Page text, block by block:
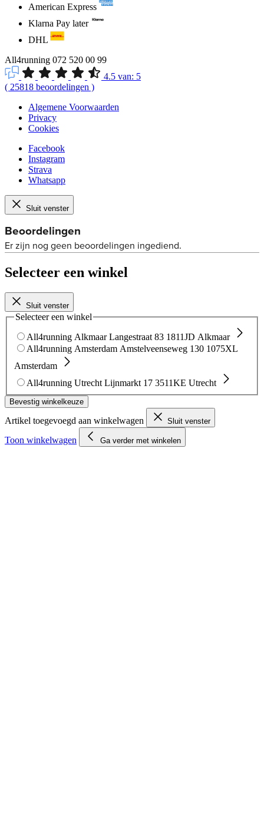
American Express
Klarna Pay later
DHL
All4running 072 520 00 99
4.5 van: 5
( 25818 beoordelingen )
Algemene Voorwaarden
Privacy
Cookies
Facebook
Instagram
Strava
Whatsapp
Sluit venster
Selecteer een winkel
Sluit venster
Selecteer een winkel
All4running Alkmaar Langestraat 83 1811JD Alkmaar
All4running Amsterdam Amstelveenseweg 130 1075XL
Amsterdam
All4running Utrecht Lijnmarkt 17 3511KE Utrecht
Bevestig winkelkeuze
Artikel toegevoegd aan winkelwagen Sluit venster
Toon winkelwagen Ga verder met winkelen